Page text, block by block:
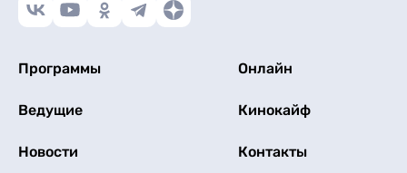
Программы Онлайн
Ведущие Кинокайф
Новости Контакты